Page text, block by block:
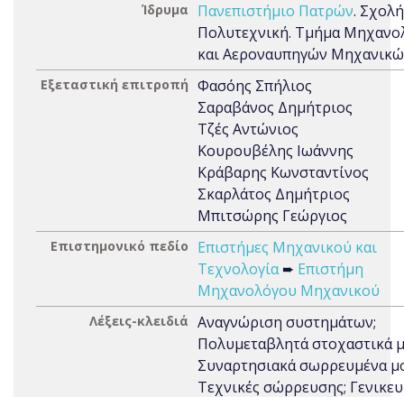
Ίδρυμα Πανεπιστήμιο Πατρών. Σχολή
Πολυτεχνική. Τμήμα
και Αεροναυπηγών
Εξεταστική επιτροπή Φασόης Σπήλιος
Σαραβάνος Δημήτριος
Τζές Αντώνιος
Κουρουβέλης Ιωάννης
Κράβαρης Κωνσταντίνος
Σκαρλάτος Δημήτριος
Μπιτσώρης Γεώργιος
Επιστημονικό πεδίο
Επιστήμες Μηχανικού και
Τεχνολογία➨ Επιστήμη
Μηχανολόγου Μηχανικού
Λέξεις-κλειδιά Αναγνώριση συστημάτων;
Πολυμεταβλητά στοχαστικά
Συναρτησιακά σωρρευμένα
Τεχνικές σώρρευσης;